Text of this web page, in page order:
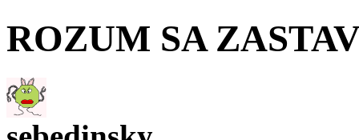
ROZUM SA